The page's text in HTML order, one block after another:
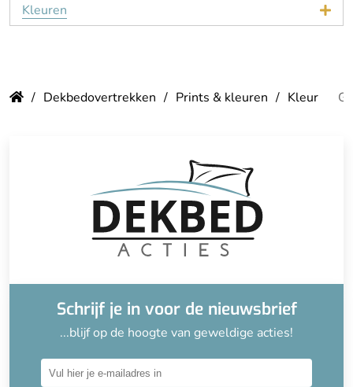
Kleuren
Dekbedovertrekken Prints & kleuren Kleur
Schrijf je in voor de nieuwsbrief
...blijf op de hoogte van geweldige acties!